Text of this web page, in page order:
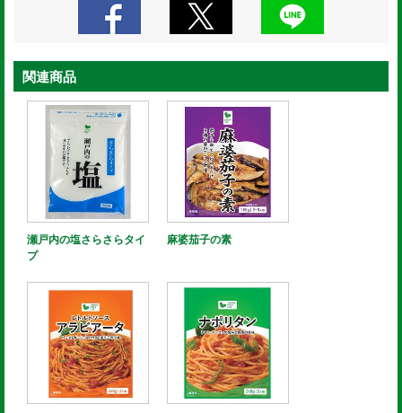
関連商品
瀬戸内の塩さらさらタイ
プ
麻婆茄子の素